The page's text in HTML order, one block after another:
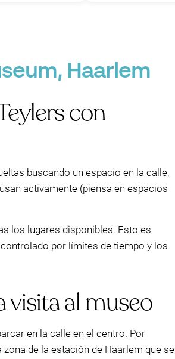
Haarlem
con
buscando un espacio en la calle,
activamente (piensa en espacios
los lugares disponibles. Esto es
por límites de tiempo y los
visita al museo
en la calle en el centro. Por
de la estación de Haarlem que se